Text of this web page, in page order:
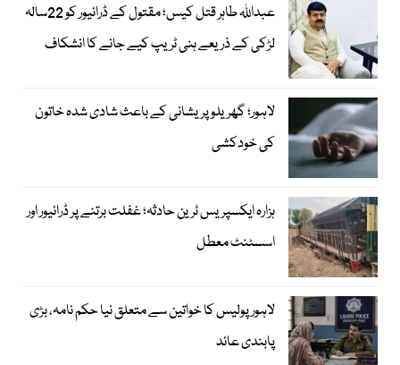
عبداللہ طاہر قتل کیس؛ مقتول کے ڈرائیور کو 22سالہ
لڑکی کے ذریعے ہنی ٹریپ کیے جانے کا انشکاف
لاہور؛ گھریلو پریشانی کے باعث شادی شدہ خاتون
کی خودکشی
ہزارہ ایکسپریس ٹرین حادثہ؛ غفلت برتنے پر ڈرائیور اور
اسسٹنٹ معطل
لاہور پولیس کا خواتین سے متعلق نیا حکم نامہ، بڑی
پابندی عائد